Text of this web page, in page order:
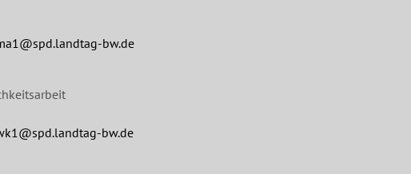
bw.de
bw.de